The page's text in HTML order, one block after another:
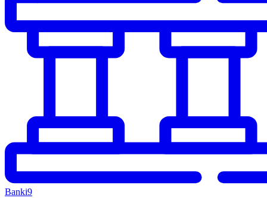
Banki9